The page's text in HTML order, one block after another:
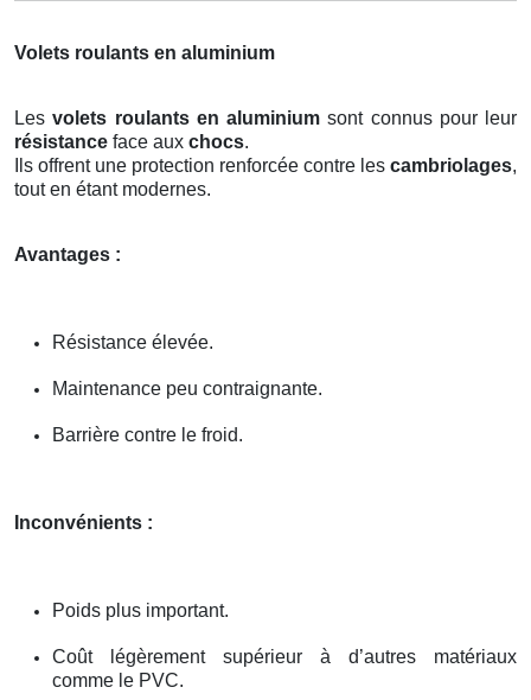
Volets roulants en aluminium
Lesvolets roulants en aluminium sont connus pour leur
résistance face aux chocs.
Ils offrent une protection renforcée contre les cambriolages,
tout en étant modernes.
Avantages :
Résistance élevée.
Maintenance peu contraignante.
Barrière contre le froid.
Inconvénients :
Poids plus important.
Coût légèrement supérieur à d’autres matériaux
comme le PVC.